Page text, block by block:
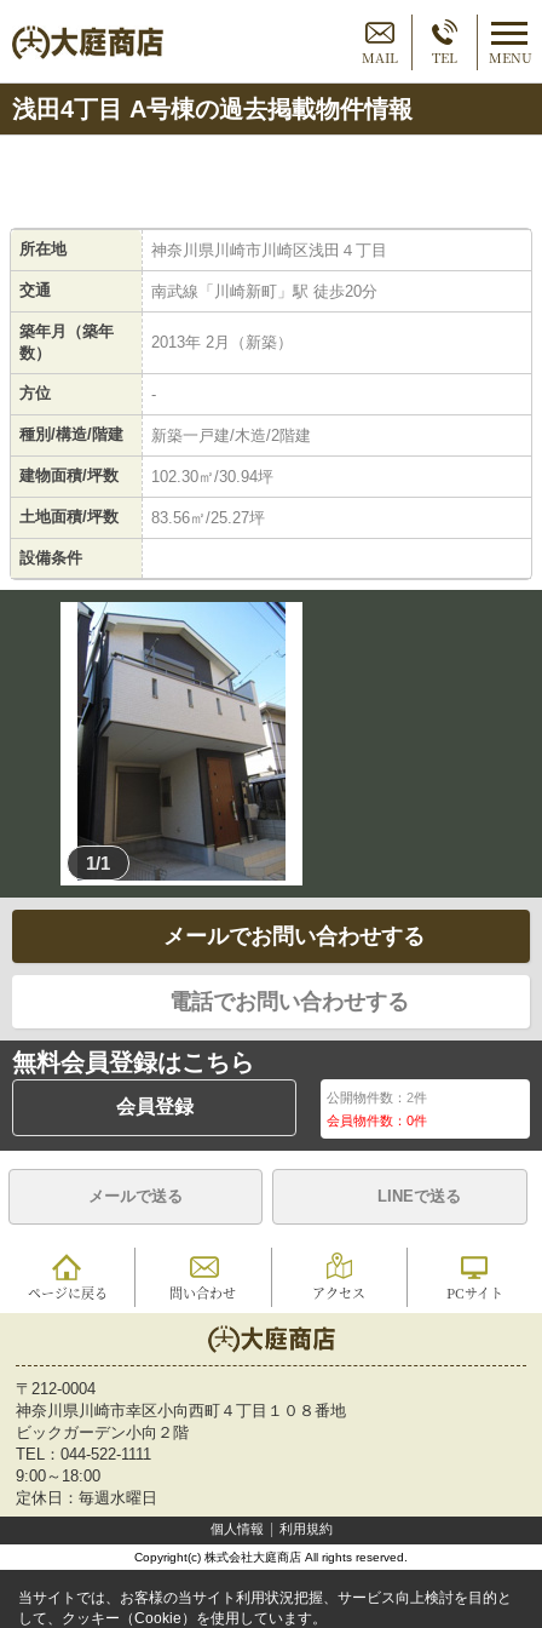
MAIL TEL MENU
浅田4丁目 A号棟の過去掲載物件情報
所在地 神奈川県川崎市川崎区浅田４丁目
交通 南武線「川崎新町」駅 徒歩20分
築年月（築年
数）
2013年 2月（新築）
方位 -
種別/構造/階建 新築一戸建/木造/2階建
建物面積/坪数 102.30㎡/30.94坪
土地面積/坪数 83.56㎡/25.27坪
設備条件
1/1
メールでお問い合わせする
電話でお問い合わせする
無料会員登録はこちら
会員登録 公開物件数：2件
会員物件数：0件
メールで送る LINEで送る
ページに戻る 問い合わせ アクセス PCサイト
〒212-0004
神奈川県川崎市幸区小向西町４丁目１０８番地
ビックガーデン小向２階
TEL： 044-522-1111
9:00～18:00
定休日：毎週水曜日
個人情報 利用規約
Copyright(c) 株式会社大庭商店 All rights reserved.
当サイトでは、お客様の当サイト利用状況把握、サービス向上検討を目的と
して、クッキー（Cookie）を使用しています。